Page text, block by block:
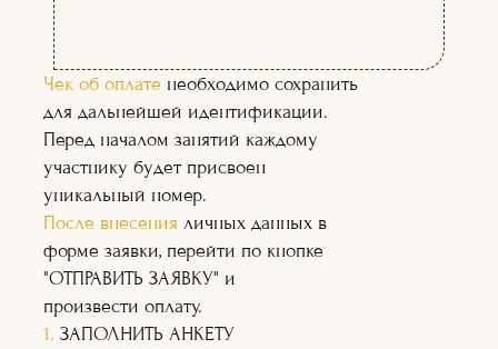
которые помогут вам улучшить свои
навыки и стать настоящим
профессионалом в своей области.
ДЛЯ КОГО ЭТОТ КУРС:
ВЫ БУДЕТЕ УМЕТЬ:
Чек об оплате необходимо сохранить
для дальнейшей идентификации.
Перед началом занятий каждому
участнику будет присвоен
уникальный номер.
После внесения личных данных в
форме заявки, перейти по кнопке
"ОТПРАВИТЬ ЗАЯВКУ" и
произвести оплату.
1. ЗАПОЛНИТЬ АНКЕТУ